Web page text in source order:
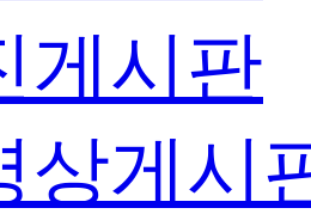
게시판
상게시